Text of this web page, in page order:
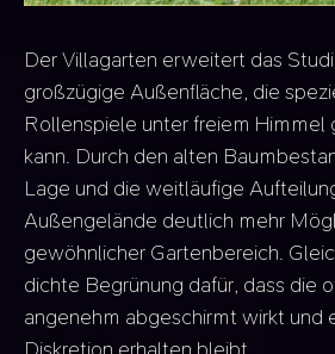
Der Villagarten erweitert das
großzügige Außenfläche, die
Rollenspiele unter freiem
kann. Durch den alten
Lage und die weitläufige
Außengelände deutlich mehr
gewöhnlicher Gartenbereich.
dichte Begrünung dafür, dass die
angenehm abgeschirmt wirkt und